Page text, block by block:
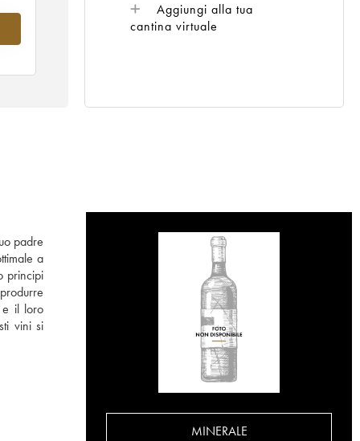
Aggiungi alla tua
cantina virtuale
padre
a
principi
e il loro
vini si
MINERALE